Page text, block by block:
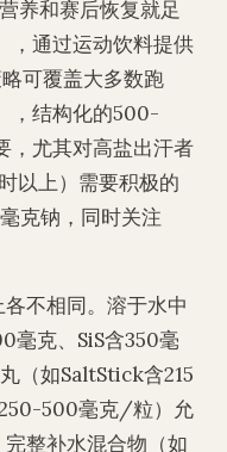
养和赛后恢复就足
，通过运动饮料提供
可覆盖大多数跑
，结构化的500-
尤其对高盐出汗者
以上）需要积极的
克钠，同时关注
不相同。溶于水中
毫克、SiS含350毫
（如SaltStick含215
500毫克/粒）允
整补水混合物（如